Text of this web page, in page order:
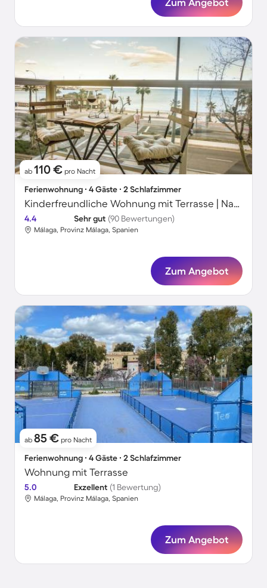
ab 110 € pro Nacht
Ferienwohnung ∙ 4 Gäste ∙ 2 Schlafzimmer
Kinderfreundliche Wohnung mit Terrasse | Nah am Strand
4.4 Sehr gut (90 Bewertungen)
Málaga, Provinz Málaga, Spanien
Zum Angebot
ab 85 € pro Nacht
Ferienwohnung ∙ 4 Gäste ∙ 2 Schlafzimmer
Wohnung mit Terrasse
5.0 Exzellent (1 Bewertung)
Málaga, Provinz Málaga, Spanien
Zum Angebot